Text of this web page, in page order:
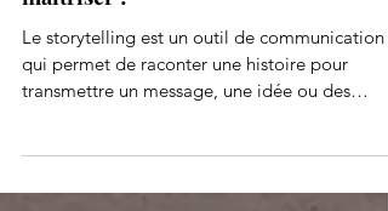
Le storytelling, un outil moderne pour
captiver et convaincre : comment le
maîtriser ?
transmettre un message, une idée ou des